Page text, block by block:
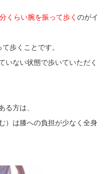
くらい腕を振って歩く のがイ
歩くことです。
いない状態で歩いていただく
る方は、
）は膝への負担が少なく全身